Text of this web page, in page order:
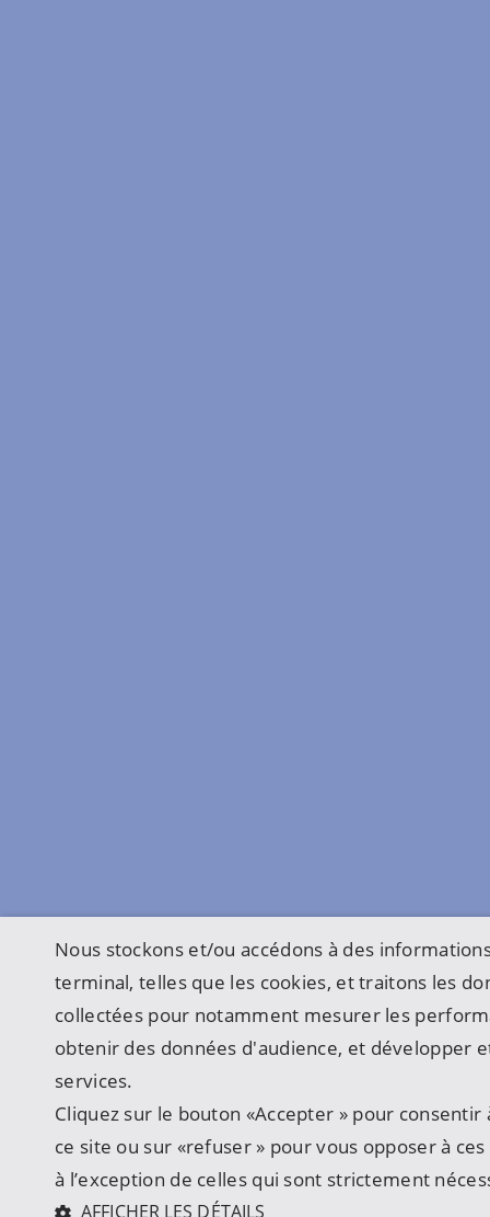
Nous stockons et/ou accédons à des
terminal, telles que les cookies, et traitons les
collectées pour notamment mesurer les
obtenir des données d'audience, et développer
services.
Cliquez sur le bouton «Accepter » pour consentir
ce site ou sur «refuser » pour vous opposer à
à l’exception de celles qui sont strictement
AFFICHER LES DÉTAILS